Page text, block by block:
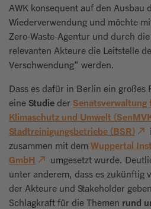
AWK konsequent auf den Ausbau
Wiederverwendung und möchte
Zero-Waste-Agentur und durch
relevanten Akteure die Leitstelle
Verschwendung“ werden.
Dass es dafür in Berlin ein großes
eine Studie der
Klimaschutz und Umwelt
Stadtreinigungsbetriebe (BSR)
zusammen mit dem Wuppertal
GmbH
umgesetzt wurde.
unter anderem, dass es zukünftig
der Akteure und Stakeholder
Schlagkraft für die Themen rund